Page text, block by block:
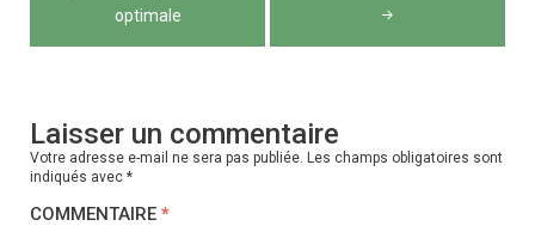
optimale
Laisser un commentaire
Votre adresse e-mail ne sera pas publiée. Les champs obligatoires sont
indiqués avec *
COMMENTAIRE *